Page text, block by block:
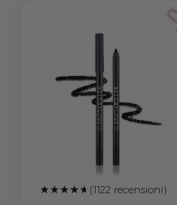
(1122 recensioni)